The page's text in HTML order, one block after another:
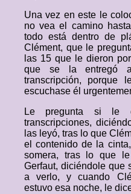
Una vez en este le
no vea el camino
todo está dentro de
Clément, que le
las 15 que le dieron
que se la entregó
transcripción, porque
escuchase él
Le pregunta si le
transcripciones,
las leyó, tras lo que
el contenido de la
somera, tras lo que
Gerfaut, diciéndole que
a verlo, y cuando
estuvo esa noche, le